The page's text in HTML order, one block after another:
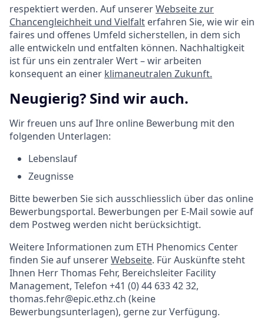
respektiert werden. Auf unsererWebseite zur
Chancengleichheit und Vielfalt erfahren Sie, wie wir ein
faires und offenes Umfeld sicherstellen, in dem sich
alle entwickeln und entfalten können. Nachhaltigkeit
ist für uns ein zentraler Wert – wir arbeiten
konsequent an einer klimaneutralen Zukunft.
Neugierig? Sind wir auch.
Wir freuen uns auf Ihre online Bewerbung mit den
folgenden Unterlagen:
Lebenslauf
Zeugnisse
Bitte bewerben Sie sich ausschliesslich über das online
Bewerbungsportal. Bewerbungen per E-Mail sowie auf
dem Postweg werden nicht berücksichtigt.
Weitere Informationen zum ETH Phenomics Center
finden Sie auf unsererWebseite. Für Auskünfte steht
Ihnen Herr Thomas Fehr, Bereichsleiter Facility
Management, Telefon +41 (0) 44 633 42 32,
thomas.fehr@epic.ethz.ch (keine
Bewerbungsunterlagen), gerne zur Verfügung.